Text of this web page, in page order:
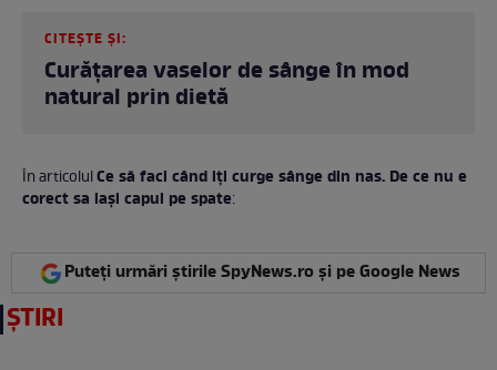
CITEȘTE ȘI:
Curățarea vaselor de sânge în mod
natural prin dietă
În articolulCe să faci când iți curge sânge din nas. De ce nu e
corect sa lași capul pe spate:
Puteți urmări știrile SpyNews.ro și pe Google News
ȘTIRI